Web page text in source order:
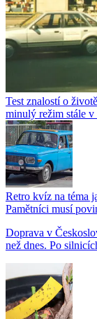
Test znalostí o
minulý režim stále v
Retro kvíz na téma
Pamětníci musí
Doprava v
než dnes. Po